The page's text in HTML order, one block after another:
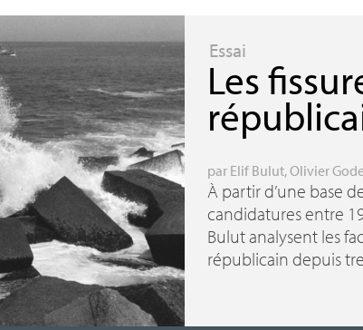
Essai
Les
par Elif Bulut,Olivier
À partir d’une base
candidatures entre
Bulut analysent les
républicain depuis